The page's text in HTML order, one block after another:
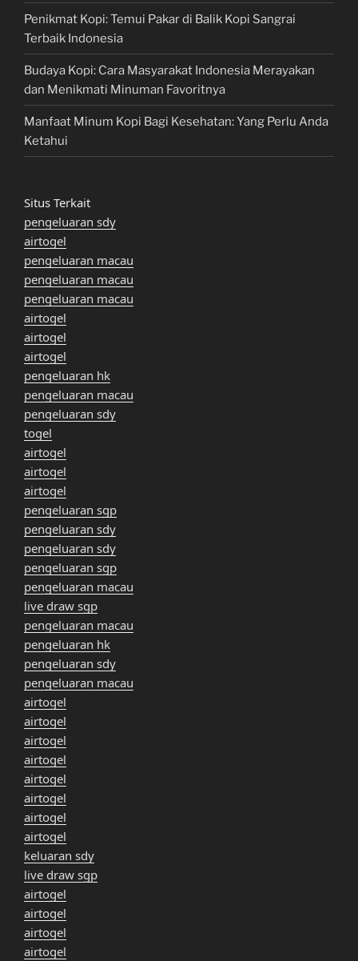
Penikmat Kopi: Temui Pakar di Balik Kopi Sangrai
Terbaik Indonesia
Budaya Kopi: Cara Masyarakat Indonesia Merayakan
dan Menikmati Minuman Favoritnya
Manfaat Minum Kopi Bagi Kesehatan: Yang Perlu Anda
Ketahui
Situs Terkait
pengeluaran sdy
airtogel
pengeluaran macau
pengeluaran macau
pengeluaran macau
airtogel
airtogel
airtogel
pengeluaran hk
pengeluaran macau
pengeluaran sdy
togel
airtogel
airtogel
airtogel
pengeluaran sgp
pengeluaran sdy
pengeluaran sdy
pengeluaran sgp
pengeluaran macau
live draw sgp
pengeluaran macau
pengeluaran hk
pengeluaran sdy
pengeluaran macau
airtogel
airtogel
airtogel
airtogel
airtogel
airtogel
airtogel
airtogel
keluaran sdy
live draw sgp
airtogel
airtogel
airtogel
airtogel